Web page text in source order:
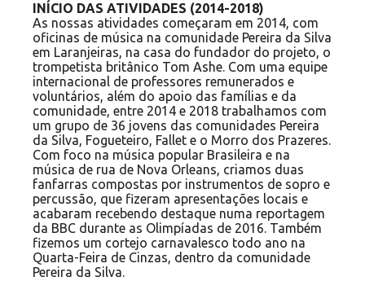
INÍCIO DAS ATIVIDADES (2014-2018)
As nossas atividades começaram em 2014, com
oficinas de música na comunidade Pereira da Silva
em Laranjeiras, na casa do fundador do projeto, o
trompetista britânico Tom Ashe. Com uma equipe
internacional de professores remunerados e
voluntários, além do apoio das famílias e da
comunidade, entre 2014 e 2018 trabalhamos com
um grupo de 36 jovens das comunidades Pereira
da Silva, Fogueteiro, Fallet e o Morro dos Prazeres.
Com foco na música popular Brasileira e na
música de rua de Nova Orleans, criamos duas
fanfarras compostas por instrumentos de sopro e
percussão, que fizeram apresentações locais e
acabaram recebendo destaque numa reportagem
da BBC durante as Olimpíadas de 2016. Também
fizemos um cortejo carnavalesco todo ano na
Quarta-Feira de Cinzas, dentro da comunidade
Pereira da Silva.